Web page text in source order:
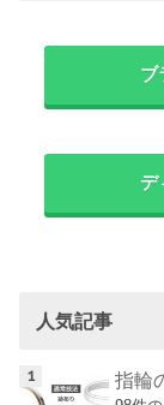
ブ
デ
人気記事
指輪